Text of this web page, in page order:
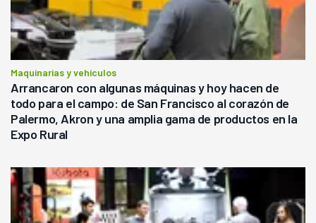
Maquinarias y vehículos
Arrancaron con algunas máquinas y hoy hacen de
todo para el campo: de San Francisco al corazón de
Palermo, Akron y una amplia gama de productos en la
Expo Rural